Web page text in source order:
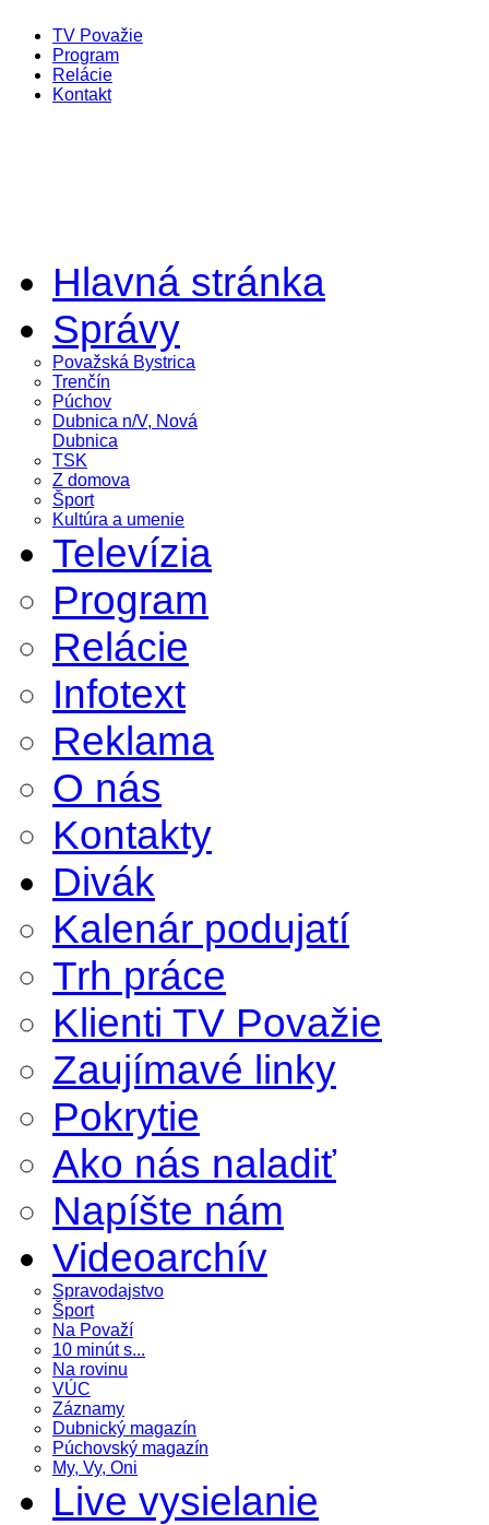
TV Považie
Program
Relácie
Kontakt
Hlavná stránka
Správy
Považská Bystrica
Trenčín
Púchov
Dubnica n/V, Nová
Dubnica
TSK
Z domova
Šport
Kultúra a umenie
Televízia
Program
Relácie
Infotext
Reklama
O nás
Kontakty
Divák
Kalenár podujatí
Trh práce
Klienti TV Považie
Zaujímavé linky
Pokrytie
Ako nás naladiť
Napíšte nám
Videoarchív
Spravodajstvo
Šport
Na Považí
10 minút s...
Na rovinu
VÚC
Záznamy
Dubnický magazín
Púchovský magazín
My, Vy, Oni
Live vysielanie